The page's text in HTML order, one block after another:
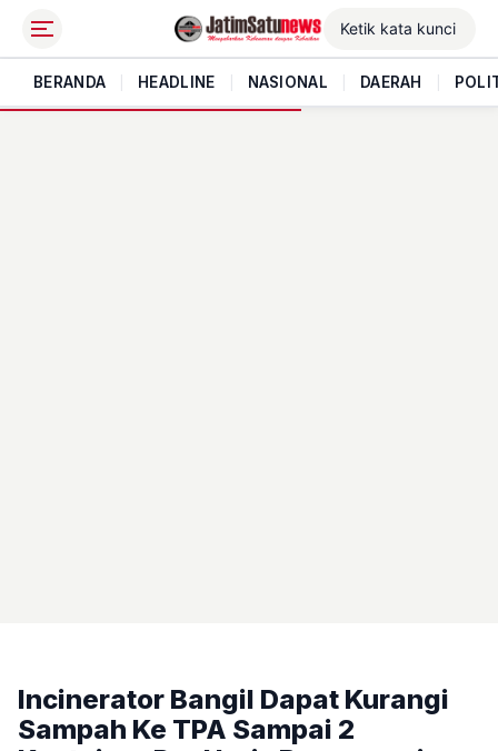
BERANDA HEADLINE NASIONAL DAERAH
Incinerator Bangil Dapat Kurangi
Sampah Ke TPA Sampai 2